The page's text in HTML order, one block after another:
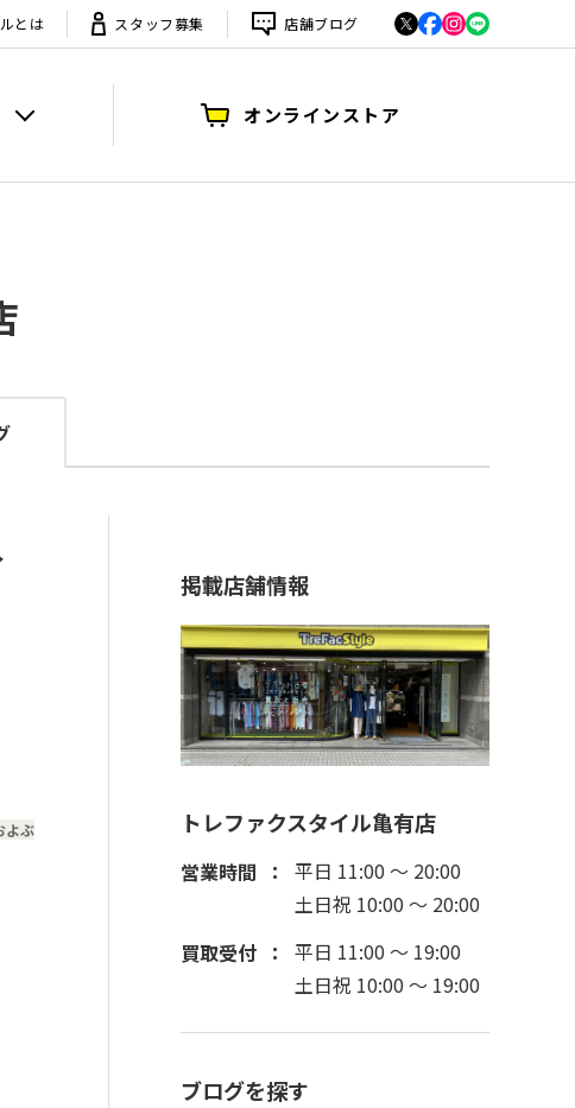
とは スタッフ募集 店舗ブログ
オンラインストア
よぶ
掲載店舗情報
トレファクスタイル亀有店
営業時間
平日 11:00 ～ 20:00
土日祝 10:00 ～ 20:00
買取受付
平日 11:00 ～ 19:00
土日祝 10:00 ～ 19:00
ブログを探す